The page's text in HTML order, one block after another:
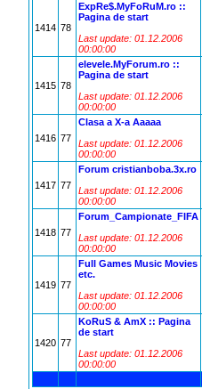
1414 78
ExpRe$.MyFoRuM.ro ::
Pagina de start
Last update: 01.12.2006
00:00:00
1415 78
elevele.MyForum.ro ::
Pagina de start
Last update: 01.12.2006
00:00:00
1416 77
Clasa a X-a Aaaaa
Last update: 01.12.2006
00:00:00
1417 77
Forum cristianboba.3x.ro
Last update: 01.12.2006
00:00:00
1418 77
Forum_Campionate_FIFA
Last update: 01.12.2006
00:00:00
1419 77
Full Games Music Movies
etc.
Last update: 01.12.2006
00:00:00
1420 77
KoRuS & AmX :: Pagina
de start
Last update: 01.12.2006
00:00:00